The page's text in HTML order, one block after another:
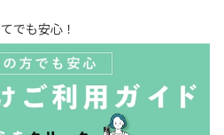
でも安心！